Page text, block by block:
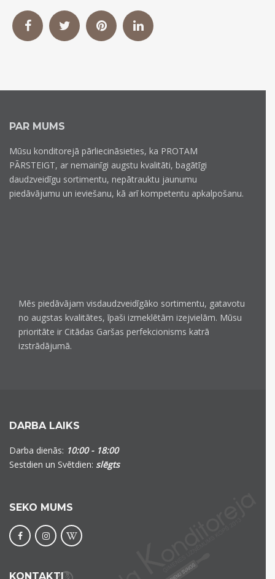
PAR MUMS
Mūsu konditorejā pārliecināsieties, ka PROTAM
PĀRSTEIGT, ar nemainīgi augstu kvalitāti, bagātīgi
daudzveidīgu sortimentu, nepātrauktu jaunumu
piedāvājumu un ieviešanu, kā arī kompetentu apkalpošanu.
Mēs piedāvājam visdaudzveidīgāko sortimentu, gatavotu
no augstas kvalitātes, īpaši izmeklētām izejvielām. Mūsu
prioritāte ir Citādas Garšas perfekcionisms katrā
izstrādājumā.
DARBA LAIKS
Darba dienās: 10:00 - 18:00
Sestdien un Svētdien: slēgts
SEKO MUMS
KONTAKTI